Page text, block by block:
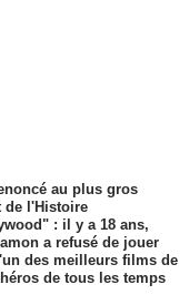
au plus gros
de l'Histoire
: il y a 18 ans,
a refusé de jouer
des meilleurs films de
de tous les temps